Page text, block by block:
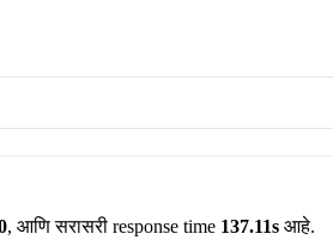
, आणि सरासरी response time 137.11s आहे.